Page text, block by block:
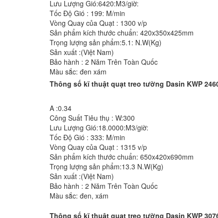
Lưu Lượng Gió:6420:M3/giờ:
Tốc Độ Gió : 199: M/min
Vòng Quay của Quạt : 1300 v/p
Sản phẩm kích thước chuẩn: 420x350x425mm
Trọng lượng sản phẩm:5.1: N.W(Kg)
Sản xuất :(Việt Nam)
Bảo hành : 2 Năm Trên Toàn Quốc
Màu sắc: đen xám
Thông số kĩ thuật quạt treo tường Dasin KWP
A :0.34
Công Suất Tiêu thụ : W:300
Lưu Lượng Gió:18.0000:M3/giờ:
Tốc Độ Gió : 333: M/min
Vòng Quay của Quạt : 1315 v/p
Sản phẩm kích thước chuẩn: 650x420x690mm
Trọng lượng sản phẩm:13.3 N.W(Kg)
Sản xuất :(Việt Nam)
Bảo hành : 2 Năm Trên Toàn Quốc
Màu sắc: đen, xám
Thông số kĩ thuật quạt treo tường Dasin KWP